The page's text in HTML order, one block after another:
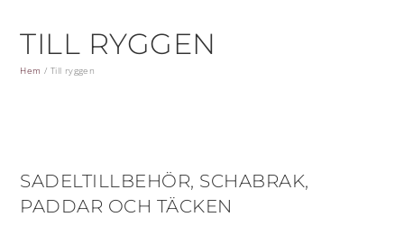
TILL RYGGEN
Hem / Till ryggen
SADELTILLBEHÖR, SCHABRAK,
PADDAR OCH TÄCKEN